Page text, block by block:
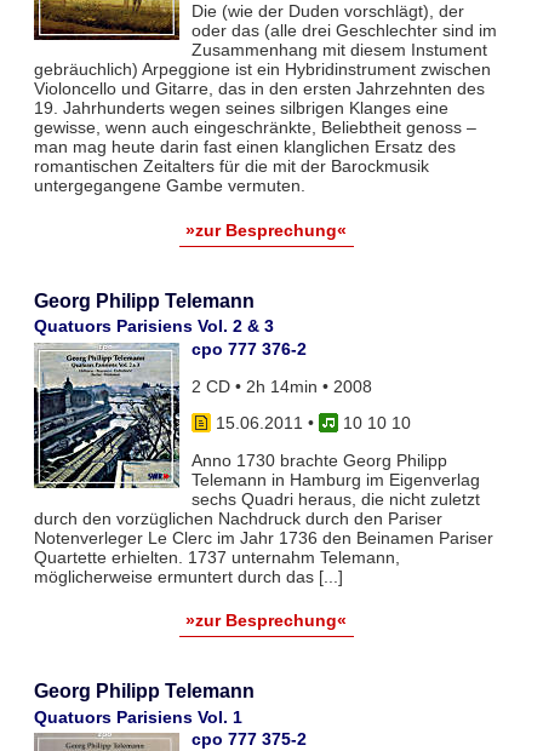
Die (wie der Duden vorschlägt), der
oder das (alle drei Geschlechter sind im
Zusammenhang mit diesem Instument
gebräuchlich) Arpeggione ist ein Hybridinstrument zwischen
Violoncello und Gitarre, das in den ersten Jahrzehnten des
19. Jahrhunderts wegen seines silbrigen Klanges eine
gewisse, wenn auch eingeschränkte, Beliebtheit genoss –
man mag heute darin fast einen klanglichen Ersatz des
romantischen Zeitalters für die mit der Barockmusik
untergegangene Gambe vermuten.
»zur Besprechung«
Georg Philipp Telemann
Quatuors Parisiens Vol. 2 & 3
cpo 777 376-2
2 CD • 2h 14min • 2008
15.06.2011 •
10 10 10
Anno 1730 brachte Georg Philipp
Telemann in Hamburg im Eigenverlag
sechs Quadri heraus, die nicht zuletzt
durch den vorzüglichen Nachdruck durch den Pariser
Notenverleger Le Clerc im Jahr 1736 den Beinamen Pariser
Quartette erhielten. 1737 unternahm Telemann,
möglicherweise ermuntert durch das [...]
»zur Besprechung«
Georg Philipp Telemann
Quatuors Parisiens Vol. 1
cpo 777 375-2